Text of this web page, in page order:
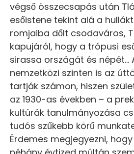
végső összecsapás után
esőistene tekint alá a
romjaiba dőlt csodaváros,
kapujáról, hogy a trópusi
sirassa országát és népét…
nemzetközi szinten is az
tartják számon, hiszen
az 1930-as években – a
kultúrák tanulmányozása
tudós szűkebb körű
Érdemes megjegyezni,